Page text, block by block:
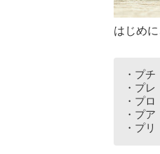
はじめに
・プチ
・プレ
・プロ
・プア
・プリ